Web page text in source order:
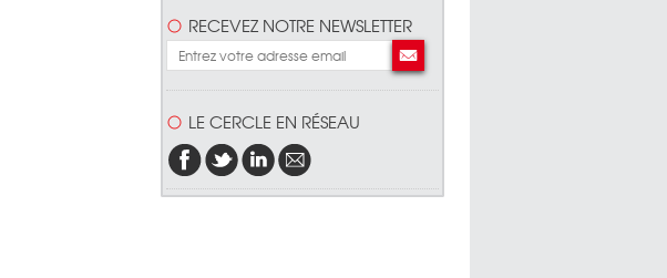
RECEVEZ NOTRE NEWSLETTER
LE CERCLE EN RÉSEAU